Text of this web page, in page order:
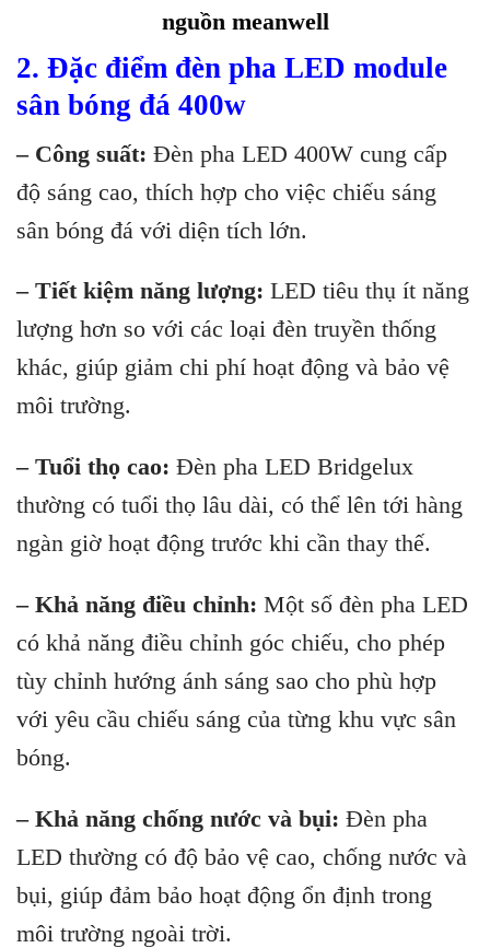
nguồn meanwell
2. Đặc điểm đèn pha LED module
sân bóng đá 400w
– Công suất: Đèn pha LED 400W cung cấp
độ sáng cao, thích hợp cho việc chiếu sáng
sân bóng đá với diện tích lớn.
– Tiết kiệm năng lượng: LED tiêu thụ ít năng
lượng hơn so với các loại đèn truyền thống
khác, giúp giảm chi phí hoạt động và bảo vệ
môi trường.
– Tuổi thọ cao: Đèn pha LED Bridgelux
thường có tuổi thọ lâu dài, có thể lên tới hàng
ngàn giờ hoạt động trước khi cần thay thế.
– Khả năng điều chỉnh: Một số đèn pha LED
có khả năng điều chỉnh góc chiếu, cho phép
tùy chỉnh hướng ánh sáng sao cho phù hợp
với yêu cầu chiếu sáng của từng khu vực sân
bóng.
– Khả năng chống nước và bụi: Đèn pha
LED thường có độ bảo vệ cao, chống nước và
bụi, giúp đảm bảo hoạt động ổn định trong
môi trường ngoài trời.